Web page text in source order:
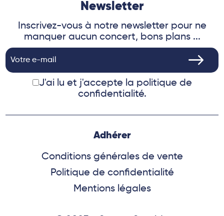
Newsletter
Inscrivez-vous à notre newsletter pour ne
manquer aucun concert, bons plans ...
J'ai lu et j'accepte la politique de
confidentialité.
Adhérer
Conditions générales de vente
Politique de confidentialité
Mentions légales